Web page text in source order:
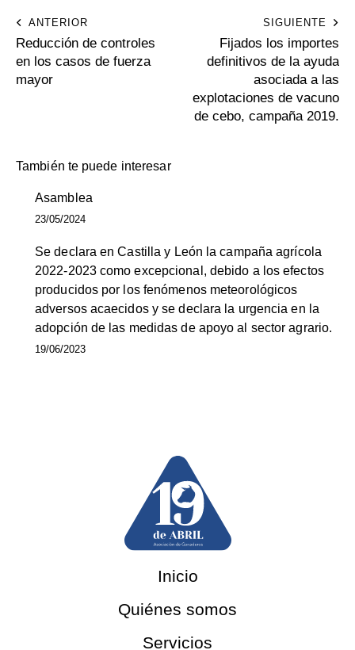
ANTERIOR
Reducción de controles
en los casos de fuerza
mayor
SIGUIENTE
Fijados los importes
definitivos de la ayuda
asociada a las
explotaciones de vacuno
de cebo, campaña 2019.
También te puede interesar
Asamblea
23/05/2024
Se declara en Castilla y León la campaña agrícola
2022-2023 como excepcional, debido a los efectos
producidos por los fenómenos meteorológicos
adversos acaecidos y se declara la urgencia en la
adopción de las medidas de apoyo al sector agrario.
19/06/2023
Inicio
Quiénes somos
Servicios